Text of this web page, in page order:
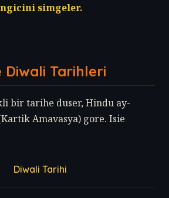
simgeler.
Diwali Tarihleri
bir tarihe duser, Hindu ay-
Amavasya) gore. Isie
Diwali Tarihi